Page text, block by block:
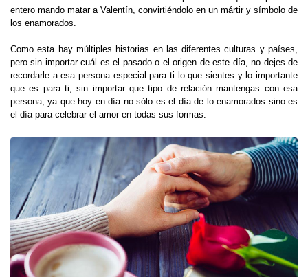
entero mando matar a Valentín, convirtiéndolo en un mártir y símbolo de
los enamorados.
Como esta hay múltiples historias en las diferentes culturas y países,
pero sin importar cuál es el pasado o el origen de este día, no dejes de
recordarle a esa persona especial para ti lo que sientes y lo importante
que es para ti, sin importar que tipo de relación mantengas con esa
persona, ya que hoy en día no sólo es el día de lo enamorados sino es
el día para celebrar el amor en todas sus formas.